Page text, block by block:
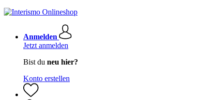
Anmelden
Jetzt anmelden
Bist du neu hier?
Konto erstellen